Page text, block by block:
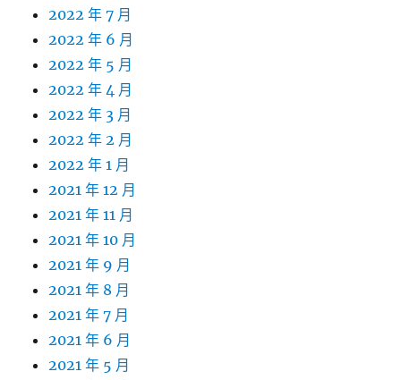
2022 年 7 月
2022 年 6 月
2022 年 5 月
2022 年 4 月
2022 年 3 月
2022 年 2 月
2022 年 1 月
2021 年 12 月
2021 年 11 月
2021 年 10 月
2021 年 9 月
2021 年 8 月
2021 年 7 月
2021 年 6 月
2021 年 5 月